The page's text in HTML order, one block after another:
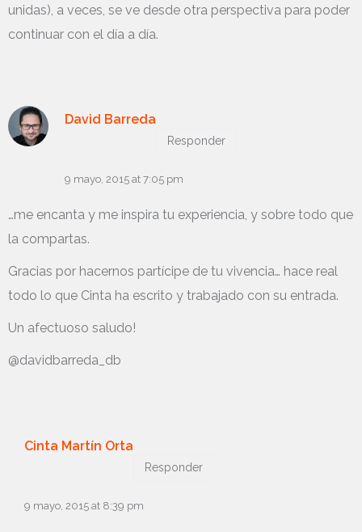
unidas), a veces, se ve desde otra perspectiva para poder
continuar con el día a día.
David Barreda
Responder
9 mayo, 2015 at 7:05 pm
…me encanta y me inspira tu experiencia, y sobre todo que
la compartas.
Gracias por hacernos partícipe de tu vivencia… hace real
todo lo que Cinta ha escrito y trabajado con su entrada.
Un afectuoso saludo!
@davidbarreda_db
Cinta Martín Orta
Responder
9 mayo, 2015 at 8:39 pm